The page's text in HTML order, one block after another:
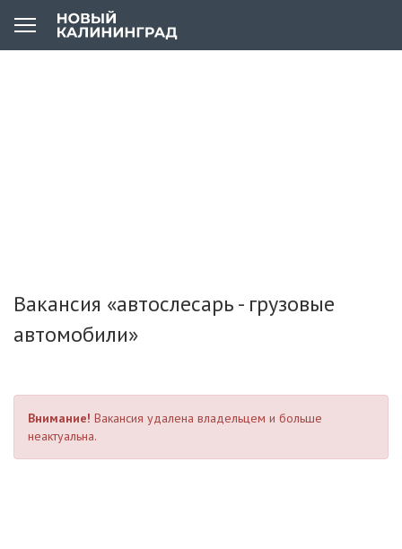
Вакансия «автослесарь - грузовые
автомобили»
Внимание! Вакансия удалена владельцем и больше
неактуальна.